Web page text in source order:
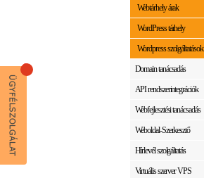
Webtárhely árak
WordPress tárhely
Wordpress szolgáltatások
Domain tanácsadás
API rendszerintegrációk
Webfejlesztési tanácsadás
Weboldal-Szerkesztő
Hírlevél szolgáltatás
Virtuális szerver VPS